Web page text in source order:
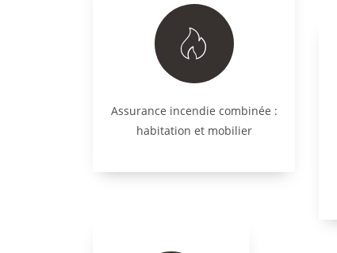
Assurance incendie combinée :
habitation et mobilier